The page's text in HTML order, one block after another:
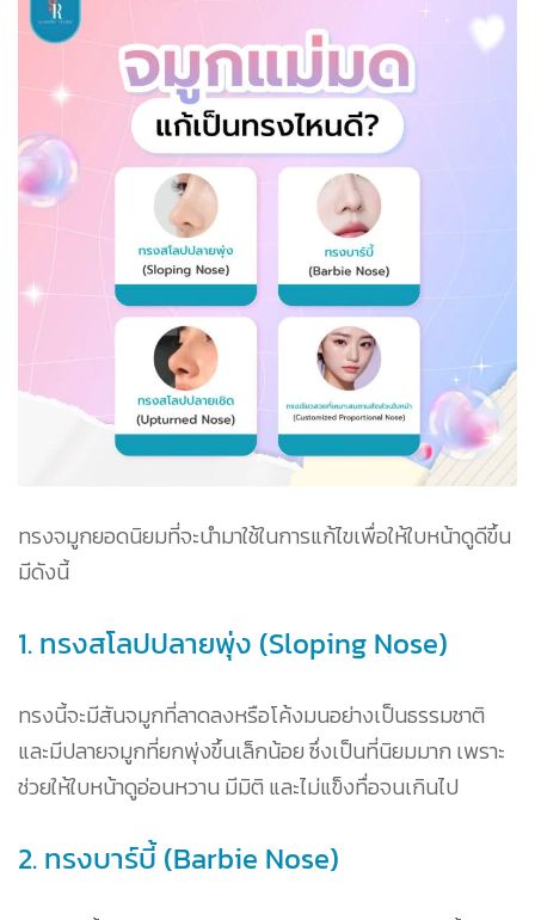
ทรงจมูกยอดนิยมที่จะนำมาใช้ในการแก้ไขเพื่อให้ใบหน้าดูดีขึ้น
มีดังนี้
1. ทรงสโลปปลายพุ่ง (Sloping Nose)
ทรงนี้จะมีสันจมูกที่ลาดลงหรือโค้งมนอย่างเป็นธรรมชาติ
และมีปลายจมูกที่ยกพุ่งขึ้นเล็กน้อย ซึ่งเป็นที่นิยมมาก เพราะ
ช่วยให้ใบหน้าดูอ่อนหวาน มีมิติ และไม่แข็งทื่อจนเกินไป
2. ทรงบาร์บี้ (Barbie Nose)